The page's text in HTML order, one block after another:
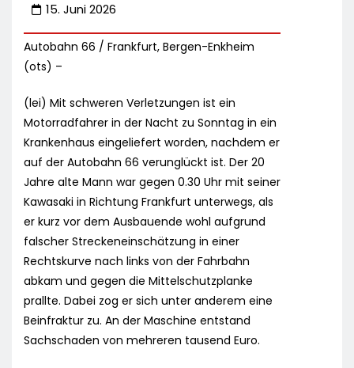
15. Juni 2026
Autobahn 66 / Frankfurt, Bergen-Enkheim
(ots) –
(lei) Mit schweren Verletzungen ist ein
Motorradfahrer in der Nacht zu Sonntag in ein
Krankenhaus eingeliefert worden, nachdem er
auf der Autobahn 66 verunglückt ist. Der 20
Jahre alte Mann war gegen 0.30 Uhr mit seiner
Kawasaki in Richtung Frankfurt unterwegs, als
er kurz vor dem Ausbauende wohl aufgrund
falscher Streckeneinschätzung in einer
Rechtskurve nach links von der Fahrbahn
abkam und gegen die Mittelschutzplanke
prallte. Dabei zog er sich unter anderem eine
Beinfraktur zu. An der Maschine entstand
Sachschaden von mehreren tausend Euro.